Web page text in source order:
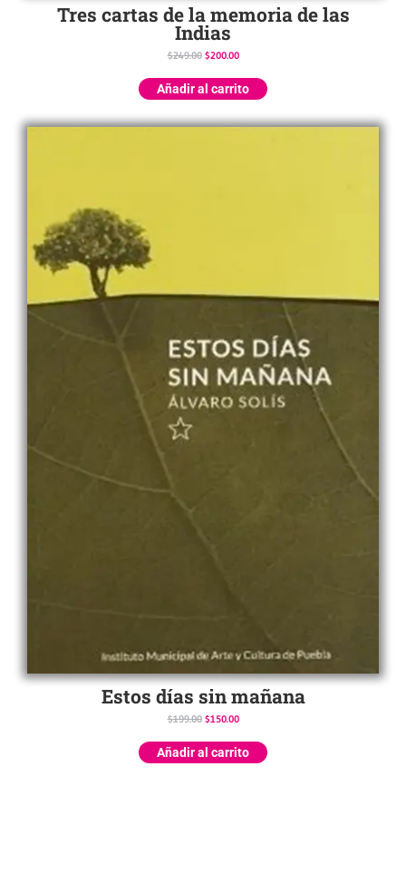
Tres cartas de la memoria de las
Indias
$249.00 $200.00
Añadir al carrito
Estos días sin mañana
$199.00 $150.00
Añadir al carrito